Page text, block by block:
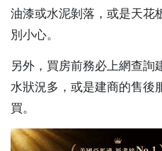
油漆或水泥剝落，或是天花
別小心。
另外，買房前務必上網查詢
水狀況多，或是建商的售後
買。